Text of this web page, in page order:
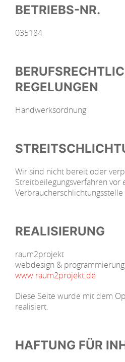
BETRIEBS-NR.
035184
REGELUNGEN
Handwerksordnung
Wir sind nicht bereit oder
Streitbeilegungsverfahren vor
REALISIERUNG
raum2projekt
webdesign & programmierung
www.raum2projekt.de
Diese Seite wurde mit dem
realisiert.
HAFTUNG FÜR